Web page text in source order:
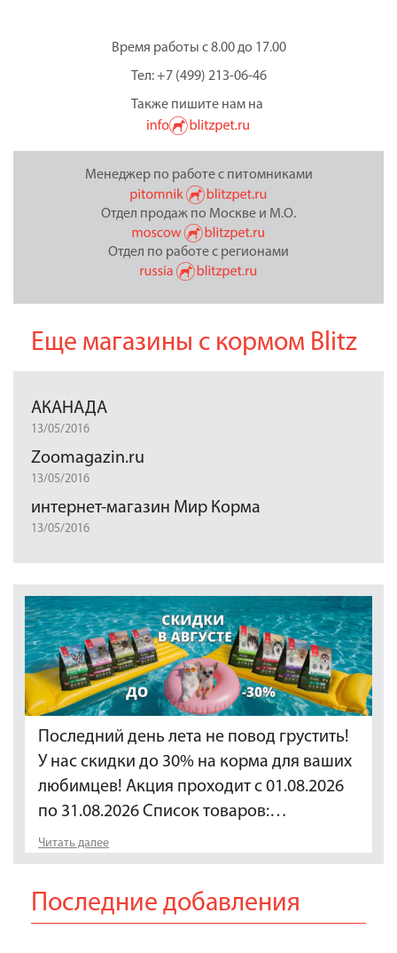
Время работы с 8.00 до 17.00
Тел: +7 (499) 213-06-46
Также пишите нам на
Менеджер по работе с питомниками
Отдел продаж по Москве и М.О.
Отдел по работе с регионами
Еще магазины с кормом Blitz
АКАНАДА
13/05/2016
Zoomagazin.ru
13/05/2016
интернет-магазин Мир Корма
13/05/2016
Последний день лета не повод грустить!
У нас скидки до 30% на корма для ваших
любимцев! Акция проходит с 01.08.2026
по 31.08.2026 Список товаров:…
Читать далее
Последние добавления